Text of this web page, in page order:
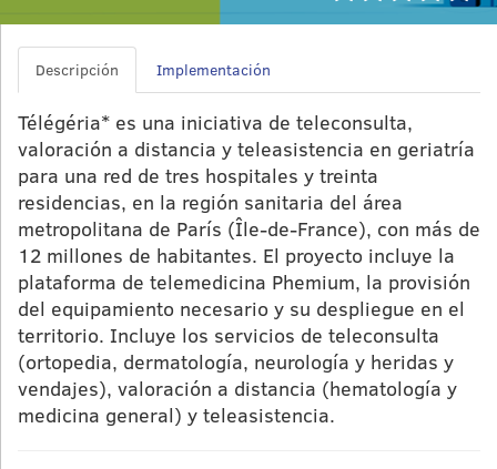
Descripción Implementación
Télégéria* es una iniciativa de teleconsulta,
valoración a distancia y teleasistencia en geriatría
para una red de tres hospitales y treinta
residencias, en la región sanitaria del área
metropolitana de París (Île-de-France), con más de
12 millones de habitantes. El proyecto incluye la
plataforma de telemedicina Phemium, la provisión
del equipamiento necesario y su despliegue en el
territorio. Incluye los servicios de teleconsulta
(ortopedia, dermatología, neurología y heridas y
vendajes), valoración a distancia (hematología y
medicina general) y teleasistencia.